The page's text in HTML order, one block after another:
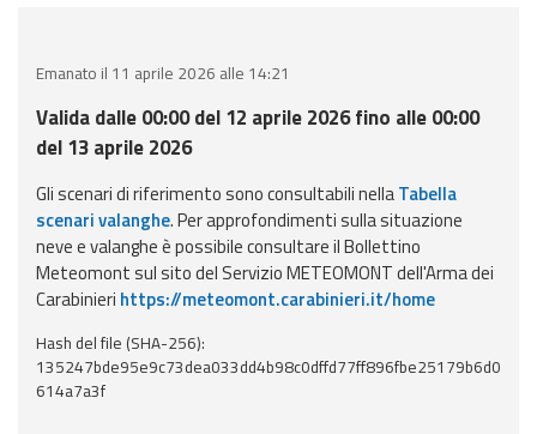
monitoring
Forecasts and
Weather and sea
forecasts
Observational
data
Weather radar
Emanato il 11 aprile 2026 alle 14:21
Valida dalle 00:00 del 12 aprile 2026 fino alle 00:00
del 13 aprile 2026
Gli scenari di riferimento sono consultabili nellaTabella
scenari valanghe. Per approfondimenti sulla situazione
neve e valanghe è possibile consultare il Bollettino
Meteomont sul sito del Servizio METEOMONT dell'Arma dei
Carabinieri https://meteomont.carabinieri.it/home
Hash del file (SHA-256):
135247bde95e9c73dea033dd4b98c0dffd77ff896fbe25179b6d0
614a7a3f